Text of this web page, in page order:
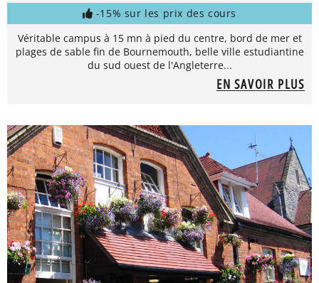
-15% sur les prix des cours
Véritable campus à 15 mn à pied du centre, bord de mer et
plages de sable fin de Bournemouth, belle ville estudiantine
du sud ouest de l'Angleterre...
EN SAVOIR PLUS